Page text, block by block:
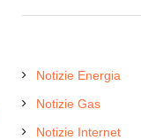
Notizie Energia
Notizie Gas
Notizie Internet